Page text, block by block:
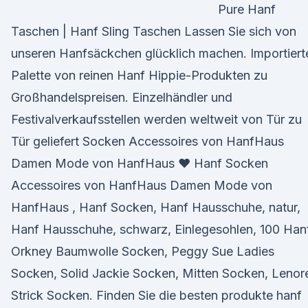
Pure Hanf
Taschen | Hanf Sling Taschen Lassen Sie sich von
unseren Hanfsäckchen glücklich machen.
Palette von reinen Hanf Hippie-Produkten zu
Großhandelspreisen. Einzelhändler und
Festivalverkaufsstellen werden weltweit von Tür zu
Tür geliefert Socken Accessoires von HanfHaus
Damen Mode von HanfHaus ♥ Hanf Socken
Accessoires von HanfHaus Damen Mode von
HanfHaus , Hanf Socken, Hanf Hausschuhe, natur,
Hanf Hausschuhe, schwarz, Einlegesohlen, 100
Orkney Baumwolle Socken, Peggy Sue Ladies
Socken, Solid Jackie Socken, Mitten Socken,
Strick Socken. Finden Sie die besten produkte hanf